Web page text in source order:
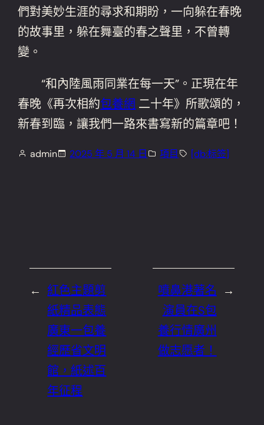
們對美妙生涯的尋求和期盼，一向躲在春晚
的故事里，躲在舞臺的春之聲里，不曾轉
變。
“和內陸風雨同業在每一天”。正現在年
春晚《再次相約包養網 二十年》所歌頌的，
新春到臨，讓我們一路來書寫新的篇章吧！
admin 2025 年 5 月 14 日 項目 [db:标签]
← 紅色主題剪
紙精品表態
廣東一包養
經歷省文明
館，紙述百
年征程
→
噴鼻港著名
演員在S包
養行情廣州
做志愿者！